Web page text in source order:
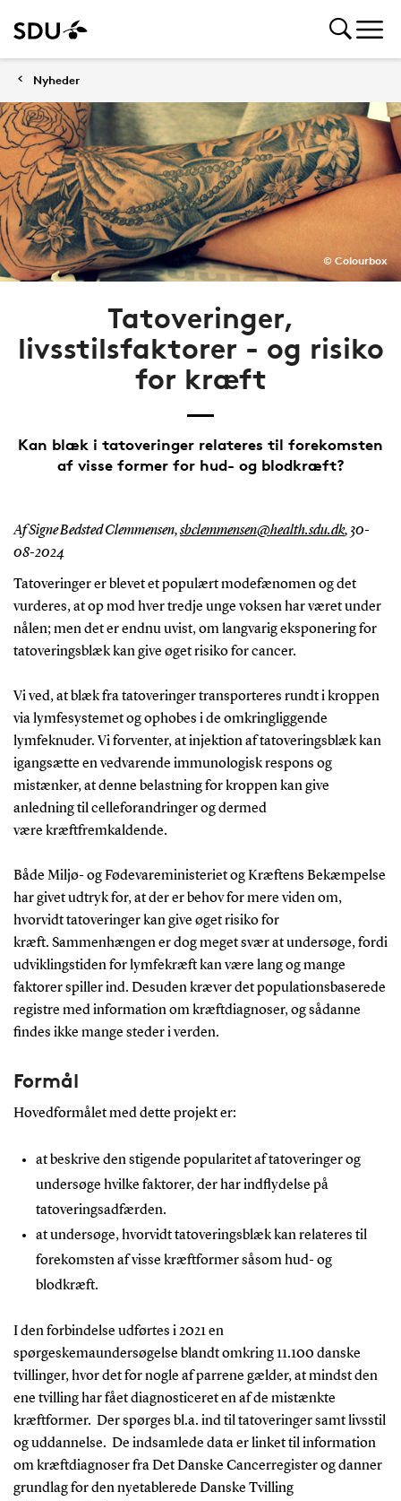
Nyheder
© Colourbox
Tatoveringer,
livsstilsfaktorer - og risiko
for kræft
Kan blæk i tatoveringer relateres til forekomsten
af visse former for hud- og blodkræft?
Af Signe Bedsted Clemmensen,sbclemmensen@health.sdu.dk, 30-
08-2024
Tatoveringer er blevet et populært modefænomen og det
vurderes, at op mod hver tredje unge voksen har været under
nålen; men det er endnu uvist, om langvarig eksponering for
tatoveringsblæk kan give øget risiko for cancer.
Vi ved, at blæk fra tatoveringer transporteres rundt i kroppen
via lymfesystemet og ophobes i de omkringliggende
lymfeknuder. Vi forventer, at injektion af tatoveringsblæk kan
igangsætte en vedvarende immunologisk respons og
mistænker, at denne belastning for kroppen kan give
anledning til celleforandringer og dermed
være kræftfremkaldende.
Både Miljø- og Fødevareministeriet og Kræftens Bekæmpelse
har givet udtryk for, at der er behov for mere viden om,
hvorvidt tatoveringer kan give øget risiko for
kræft. Sammenhængen er dog meget svær at undersøge, fordi
udviklingstiden for lymfekræft kan være lang og mange
faktorer spiller ind. Desuden kræver det populationsbaserede
registre med information om kræftdiagnoser, og sådanne
findes ikke mange steder i verden.
Formål
Hovedformålet med dette projekt er:
at beskrive den stigende popularitet af tatoveringer og
undersøge hvilke faktorer, der har indflydelse på
tatoveringsadfærden.
at undersøge, hvorvidt tatoveringsblæk kan relateres til
forekomsten af visse kræftformer såsom hud- og
blodkræft.
I den forbindelse udførtes i 2021 en
spørgeskemaundersøgelse blandt omkring 11.100 danske
tvillinger, hvor det for nogle af parrene gælder, at mindst den
ene tvilling har fået diagnosticeret en af de mistænkte
kræftformer. Der spørges bl.a. ind til tatoveringer samt livsstil
og uddannelse. De indsamlede data er linket til information
om kræftdiagnoser fra Det Danske Cancerregister og danner
grundlag for den nyetablerede Danske Tvilling